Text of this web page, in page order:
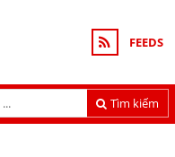
FEEDS
Tìm kiếm